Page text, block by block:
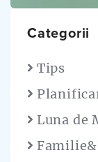
Categorii
Tips
Luna de